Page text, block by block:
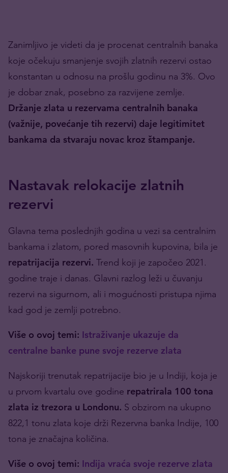
Zanimljivo je videti da je procenat centralnih banaka
koje očekuju smanjenje svojih zlatnih rezervi ostao
konstantan u odnosu na prošlu godinu na 3%. Ovo
je dobar znak, posebno za razvijene zemlje.
Držanje zlata u rezervama centralnih banaka
(važnije, povećanje tih rezervi) daje legitimitet
bankama da stvaraju novac kroz štampanje.
Nastavak relokacije zlatnih
rezervi
Glavna tema poslednjih godina u vezi sa centralnim
bankama i zlatom, pored masovnih kupovina, bila je
repatrijacija rezervi. Trend koji je započeo 2021.
godine traje i danas. Glavni razlog leži u čuvanju
rezervi na sigurnom, ali i mogućnosti pristupa njima
kad god je zemlji potrebno.
Više o ovoj temi: Istraživanje ukazuje da
centralne banke pune svoje rezerve zlata
Najskoriji trenutak repatrijacije bio je u Indiji, koja je
u prvom kvartalu ove godine repatrirala 100 tona
zlata iz trezora u Londonu. S obzirom na ukupno
822,1 tonu zlata koje drži Rezervna banka Indije, 100
tona je značajna količina.
Više o ovoj temi: Indija vraća svoje rezerve zlata